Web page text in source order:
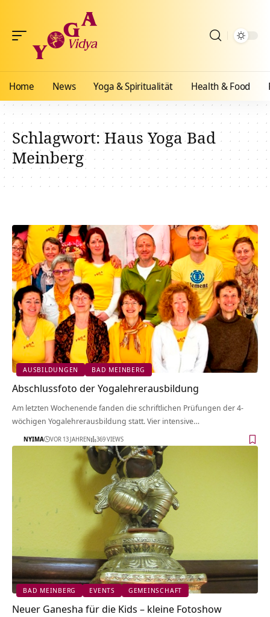
Home News Yoga & Spiritualität Health & Food
Schlagwort:Haus Yoga Bad
Meinberg
AUSBILDUNGEN BAD MEINBERG
Abschlussfoto der Yogalehrerausbildung
Am letzten Wochenende fanden die schriftlichen Prüfungen der 4-
wöchigen Yogalehrerausbildung statt. Vier intensive…
NYIMA VOR 13 JAHREN 369 VIEWS
BAD MEINBERG EVENTS GEMEINSCHAFT
Neuer Ganesha für die Kids – kleine Fotoshow